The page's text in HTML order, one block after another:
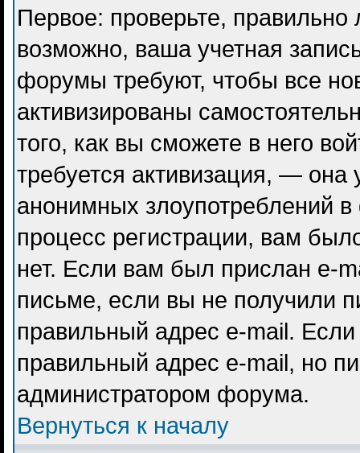
Первое: проверьте,
возможно, ваша учетная
форумы требуют, чтобы все
активизированы
того, как вы сможете в него
требуется активизация, —
анонимных злоупотреблений
процесс регистрации, вам
нет. Если вам был прислан e-
письме, если вы не получили
правильный адрес e-mail.
правильный адрес e-mail, но
администратором форума.
Вернуться к началу